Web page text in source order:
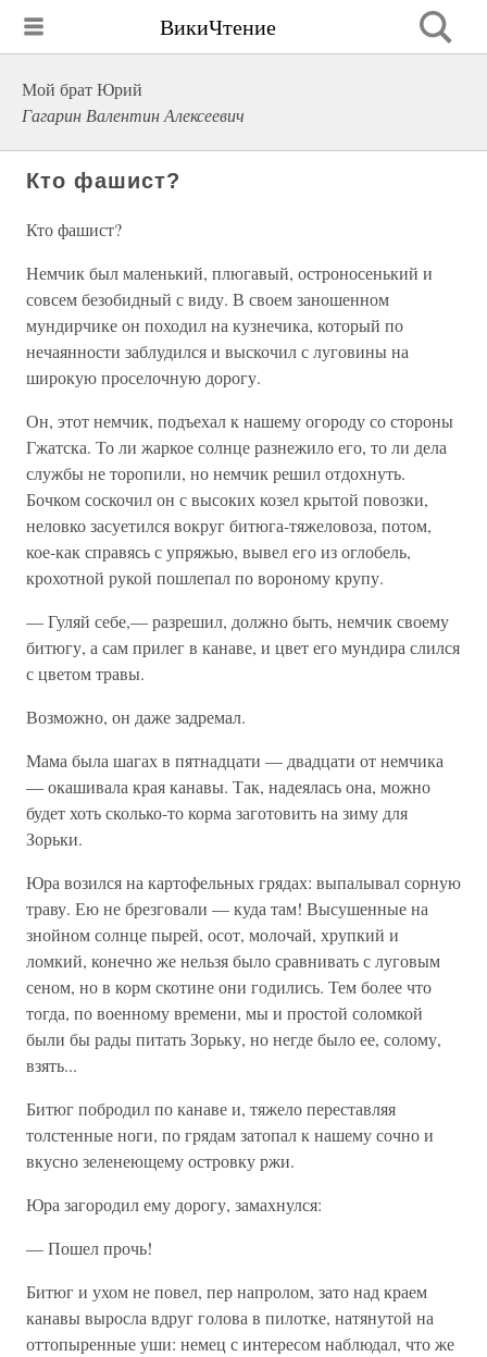
ВикиЧтение
Мой брат Юрий
Гагарин Валентин Алексеевич
Кто фашист?
Кто фашист?
Немчик был маленький, плюгавый, остроносенький и
совсем безобидный с виду. В своем заношенном
мундирчике он походил на кузнечика, который по
нечаянности заблудился и выскочил с луговины на
широкую проселочную дорогу.
Он, этот немчик, подъехал к нашему огороду со стороны
Гжатска. То ли жаркое солнце разнежило его, то ли дела
службы не торопили, но немчик решил отдохнуть.
Бочком соскочил он с высоких козел крытой повозки,
неловко засуетился вокруг битюга-тяжеловоза, потом,
кое-как справясь с упряжью, вывел его из оглобель,
крохотной рукой пошлепал по вороному крупу.
— Гуляй себе,— разрешил, должно быть, немчик своему
битюгу, а сам прилег в канаве, и цвет его мундира слился
с цветом травы.
Возможно, он даже задремал.
Мама была шагах в пятнадцати — двадцати от немчика
— окашивала края канавы. Так, надеялась она, можно
будет хоть сколько-то корма заготовить на зиму для
Зорьки.
Юра возился на картофельных грядах: выпалывал сорную
траву. Ею не брезговали — куда там! Высушенные на
знойном солнце пырей, осот, молочай, хрупкий и
ломкий, конечно же нельзя было сравнивать с луговым
сеном, но в корм скотине они годились. Тем более что
тогда, по военному времени, мы и простой соломкой
были бы рады питать Зорьку, но негде было ее, солому,
взять...
Битюг побродил по канаве и, тяжело переставляя
толстенные ноги, по грядам затопал к нашему сочно и
вкусно зеленеющему островку ржи.
Юра загородил ему дорогу, замахнулся:
— Пошел прочь!
Битюг и ухом не повел, пер напролом, зато над краем
канавы выросла вдруг голова в пилотке, натянутой на
оттопыренные уши: немец с интересом наблюдал, что же